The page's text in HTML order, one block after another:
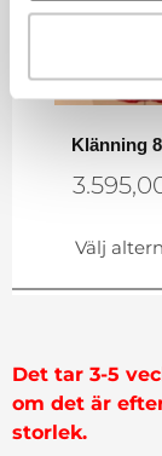
Klänning
Välj
Det tar 3-5
om det är
storlek.